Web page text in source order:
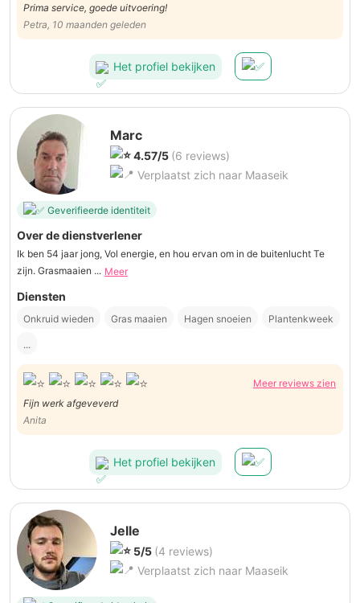
Prima service, goede uitvoering!
Petra, 10 maanden geleden
Het profiel bekijken
Marc
4.57/5 (6 reviews)
Verplaatst zich naar Maaseik
Geverifieerde identiteit
Over de dienstverlener
Ik ben 54 jaar jong, Vol energie, en hou ervan om in de buitenlucht Te
zijn. Grasmaaien ... Meer
Diensten
Onkruid wieden Gras maaien Hagen snoeien Plantenkweek
...
Meer reviews zien
Fijn werk afgeveverd
Anita
Het profiel bekijken
Jelle
5/5 (4 reviews)
Verplaatst zich naar Maaseik